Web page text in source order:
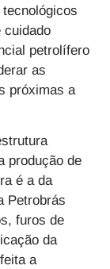
cuidado
petrolífero
as
próximas a
produção de
é a da
Petrobrás
furos de
da
a